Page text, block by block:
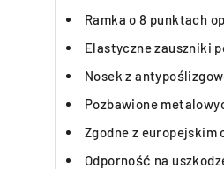
Ramka o 8 punktach
Elastyczne zauszniki
Nosek z
Pozbawione
Zgodne z
Odporność na